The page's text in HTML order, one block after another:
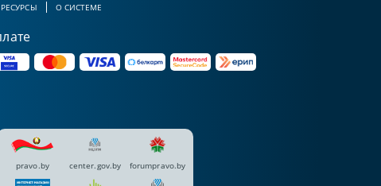
О СИСТЕМЕ
pravo.by center.gov.by forumpravo.by